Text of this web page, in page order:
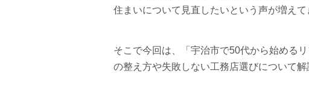
住まいについて見直したいという声が増えて
そこで今回は、「宇治市で50代から始める
の整え方や失敗しない工務店選びについて解